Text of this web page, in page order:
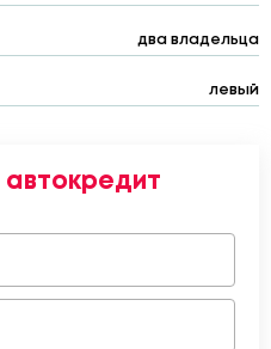
два владельца
левый
автокредит